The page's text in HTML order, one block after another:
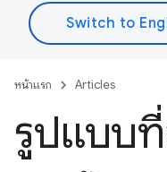
หน้าแรก Articles
รูปแบบที่